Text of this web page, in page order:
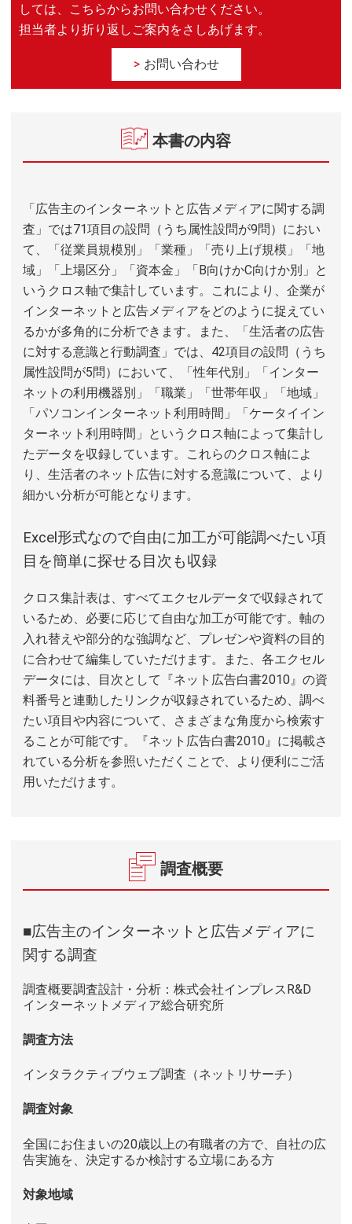
しては、こちらからお問い合わせください。
担当者より折り返しご案内をさしあげます。
お問い合わせ
本書の内容
「広告主のインターネットと広告メディアに関する調
査」では71項目の設問（うち属性設問が9問）におい
て、「従業員規模別」「業種」「売り上げ規模」「地
域」「上場区分」「資本金」「B向けかC向けか別」と
いうクロス軸で集計しています。これにより、企業が
インターネットと広告メディアをどのように捉えてい
るかが多角的に分析できます。また、「生活者の広告
に対する意識と行動調査」では、42項目の設問（うち
属性設問が5問）において、「性年代別」「インター
ネットの利用機器別」「職業」「世帯年収」「地域」
「パソコンインターネット利用時間」「ケータイイン
ターネット利用時間」というクロス軸によって集計し
たデータを収録しています。これらのクロス軸によ
り、生活者のネット広告に対する意識について、より
細かい分析が可能となります。
Excel形式なので自由に加工が可能調べたい項
目を簡単に探せる目次も収録
クロス集計表は、すべてエクセルデータで収録されて
いるため、必要に応じて自由な加工が可能です。軸の
入れ替えや部分的な強調など、プレゼンや資料の目的
に合わせて編集していただけます。また、各エクセル
データには、目次として『ネット広告白書2010』の資
料番号と連動したリンクが収録されているため、調べ
たい項目や内容について、さまざまな角度から検索す
ることが可能です。『ネット広告白書2010』に掲載さ
れている分析を参照いただくことで、より便利にご活
用いただけます。
調査概要
■広告主のインターネットと広告メディアに
関する調査
調査概要調査設計・分析：株式会社インプレスR&D
インターネットメディア総合研究所
調査方法
インタラクティブウェブ調査（ネットリサーチ）
調査対象
全国にお住まいの20歳以上の有職者の方で、自社の広
告実施を、決定するか検討する立場にある方
対象地域